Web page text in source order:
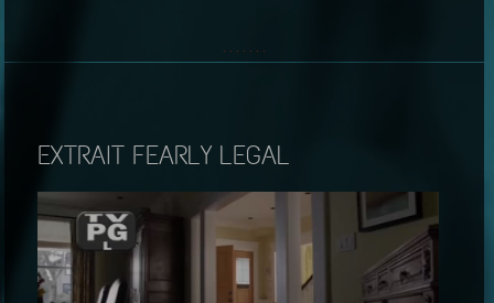
· · · · · · ·
EXTRAIT FEARLY LEGAL